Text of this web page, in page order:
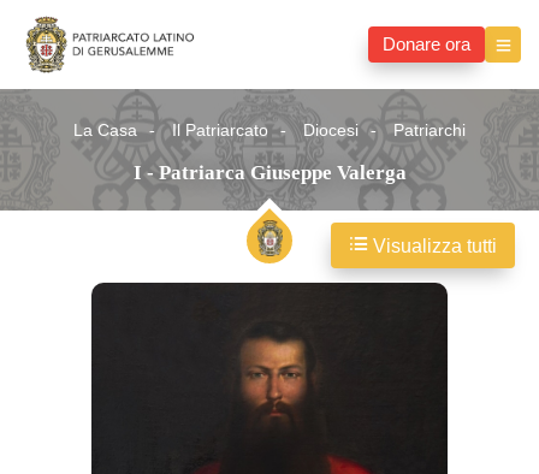
Donare ora
La Casa Il Patriarcato Diocesi Patriarchi
I - Patriarca Giuseppe Valerga
Visualizza tutti